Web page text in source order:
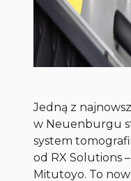
Jedną z
w Neuenburgu
system
od RX Solutions
Mitutoyo. To